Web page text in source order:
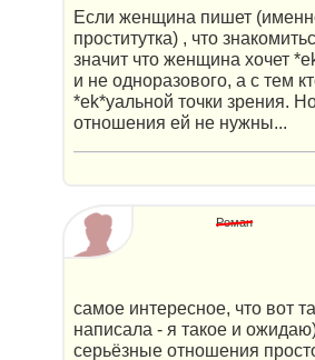
Если женщина пишет
проститутка) , что
значит что женщина хочет
и не одноразового, а с тем
*еk*уальной точки зрения.
отношения ей не нужны...
Роман
самое интересное, что вот
написала - я такое и
серьёзные отношения